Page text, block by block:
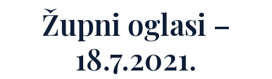
Župni oglasi –
18.7.2021.